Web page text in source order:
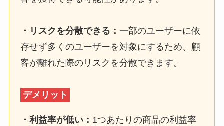
・リスクを分散できる：一部のユーザーに依
存せず多くのユーザーを対象にするため、顧
客が離れた際のリスクを分散できます。
デメリット
・利益率が低い： 1つあたりの商品の利益率